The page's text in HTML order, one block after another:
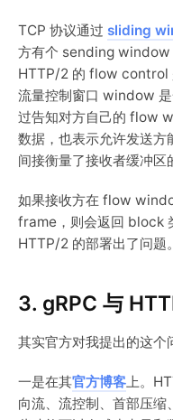
TCP 协议通过 sliding
方有个 sending
HTTP/2 的 flow control
流量控制窗口 window
过告知对方自己的 flow
数据，也表示允许发送
间接衡量了接收者缓冲区
如果接收方在 flow
frame，则会返回 block
HTTP/2 的部署出了问题。
3. gRPC 与
其实官方对我提出的这个
一是在其官方博客上。
向流、流控制、首部压